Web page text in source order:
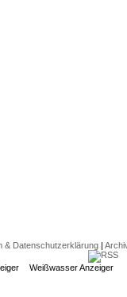
& Datenschutzerklärung|
Weißwasser Anzeiger